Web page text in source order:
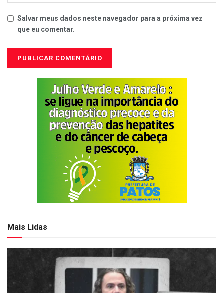
Salvar meus dados neste navegador para a próxima vez
que eu comentar.
Mais Lidas